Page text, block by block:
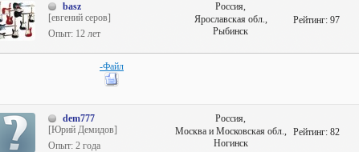
basz
[евгений серов]
Опыт: 12 лет
Рейтинг:97
Россия,
Ярославская обл.,
Рыбинск
-Файл
dem777
[Юрий Демидов]
Опыт: 2 года
Рейтинг:82
Россия,
Москва и Московская обл.,
Ногинск